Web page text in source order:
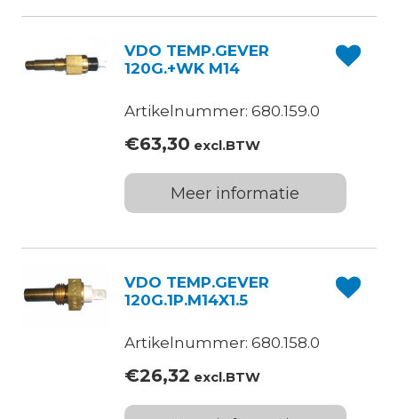
VDO TEMP.GEVER
120G.+WK M14
Artikelnummer: 680.159.0
€63,30 excl.BTW
Meer informatie
VDO TEMP.GEVER
120G.1P.M14X1.5
Artikelnummer: 680.158.0
€26,32 excl.BTW